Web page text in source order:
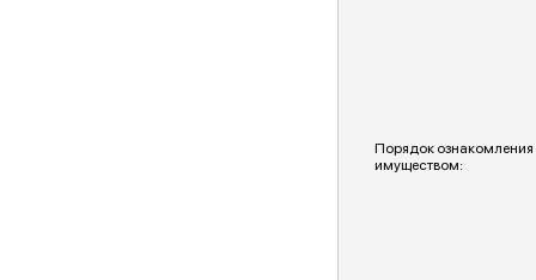
Порядок ознакомления
имуществом: